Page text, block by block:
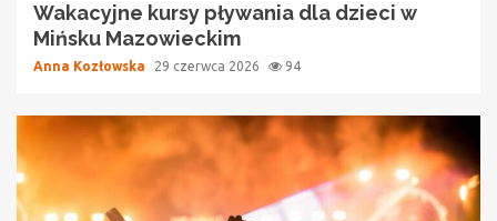
Wakacyjne kursy pływania dla dzieci w
Mińsku Mazowieckim
Anna Kozłowska 29 czerwca 2026 94